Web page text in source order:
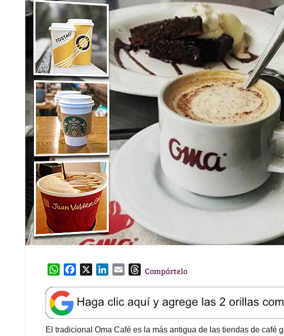
W
a
t
s
A
e
b
o
k
e
d
l
T
e
a
d
Compártelo
El tradicional Oma Café es la más antigua de las tiendas de café